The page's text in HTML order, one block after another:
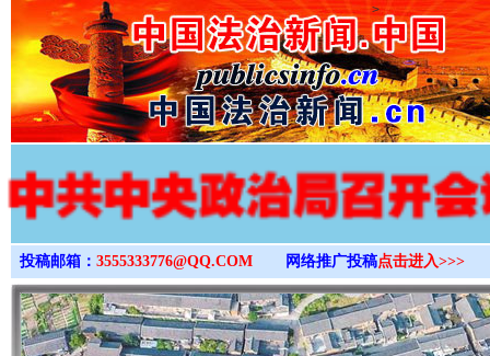
>
投稿邮箱： 3555333776@QQ.COM 网络推广投稿点击进入>>>